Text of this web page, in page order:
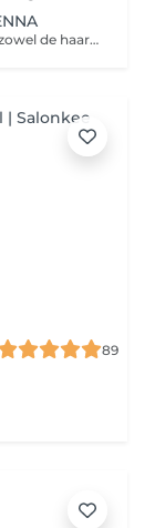
Henna is een intensieve kleurbehandeling die zowel de haartjes als de huid meeverft, voor een langdurig en natuurlijk resultaat. Je wenkbrauwen krijgen een vollere look, mooie contouren en een stralende uitstraling. Wat gebeurt er tijdens de behandeling? Eerst worden je wenkbrauwen gemoduleerd (in model gebracht) via hars of epileren. De henna wordt zorgvuldig aangebracht en krijgt de tijd om in te trekken. Daarna wordt de henna verwijderd, zodat je wenkbrauwen een gelijkmatige, diepe kleur hebben. Resultaat en houdbaarheid: Intensieve, natuurlijke kleur op de haartjes: 23 weken zichtbaar. Kleur op de huid: 510 dagen zichtbaar. Nazorg / Thuis: Vermijd 24 uur na de behandeling water, make-up of crème op de wenkbrauwen. Gebruik geen agressieve reinigers of scrubs in de wenkbrauwomgeving. Breng eventueel een beetje neutrale olie of balm aan om de haartjes zacht te houden. Vermijd zonnebank of sauna direct na de behandeling om de houdbaarheid te verlengen.
89